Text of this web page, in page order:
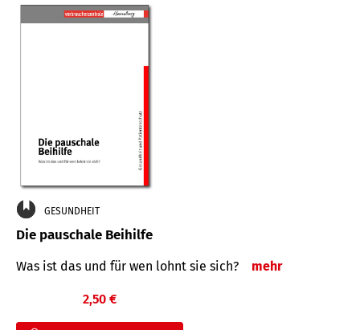
GESUNDHEIT
Die pauschale Beihilfe
Was ist das und für wen lohnt sie sich? mehr
2,50 €